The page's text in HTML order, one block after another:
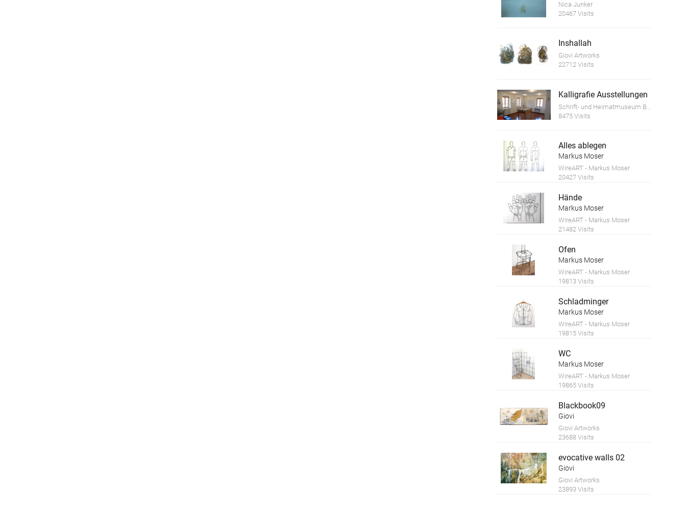
Nica Junker
20467 Visits
Inshallah
Giovi Artworks
22712 Visits
Kalligrafie Ausstellungen
8475 Visits
Alles ablegen
Markus Moser
WireART - Markus Moser
20427 Visits
Hände
Markus Moser
WireART - Markus Moser
21482 Visits
Ofen
Markus Moser
WireART - Markus Moser
19813 Visits
Schladminger
Markus Moser
WireART - Markus Moser
19815 Visits
WC
Markus Moser
WireART - Markus Moser
19865 Visits
Blackbook09
Giovi
Giovi Artworks
23688 Visits
evocative walls 02
Giovi
Giovi Artworks
23893 Visits